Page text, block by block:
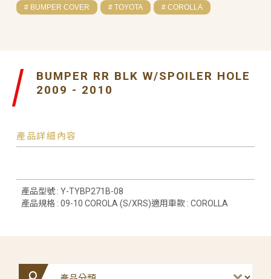
# BUMPER COVER # TOYOTA # COROLLA
BUMPER RR BLK W/SPOILER HOLE
2009 - 2010
產品詳細內容
產品型號 : Y-TYBP271B-08
產品規格 : 09-10 COROLA (S/XRS)適用車款 : COROLLA